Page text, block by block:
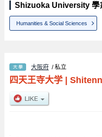
Shizuoka University 學
Humanities & Social Sciences
大阪府 / 私立
四天王寺大学|